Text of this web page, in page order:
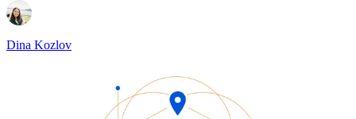
Dina Kozlov